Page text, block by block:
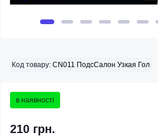
Код товару: CN011 ПодсСалон Узкая Гол
в наявності
210 грн.